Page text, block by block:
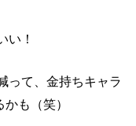
い！
って、金持ちキャラ
も（笑）